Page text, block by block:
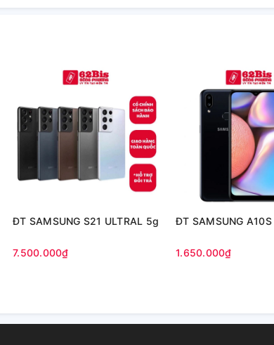
ĐT SAMSUNG S21 ULTRAL 5g
7.500.000₫
ĐT SAMSUNG A10S
1.650.000₫